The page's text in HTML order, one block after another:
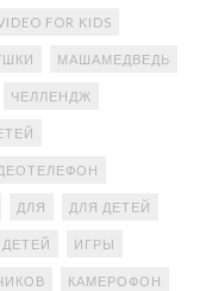
FOR KIDS
МАШАМЕДВЕДЬ
ЧЕЛЛЕНДЖ
ДЛЯ ДЛЯ ДЕТЕЙ
ИГРЫ
КАМЕРОФОН